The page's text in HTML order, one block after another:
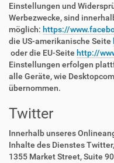
Einstellungen und
Werbezwecke, sind
möglich: https://
die US-amerikanische Seite
oder die EU-Seite http://
Einstellungen erfolgen
alle Geräte, wie
übernommen.
Twitter
Innerhalb unseres
Inhalte des Dienstes
1355 Market Street, Suite